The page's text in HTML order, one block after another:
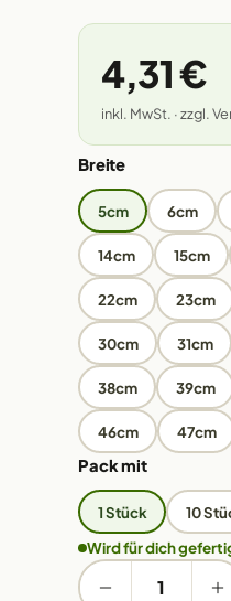
4,31 €
inkl. MwSt. · zzgl.
Breite
5cm 6cm
14cm 15cm
22cm 23cm
30cm 31cm
38cm 39cm
46cm 47cm
Pack mit
1 Stück 10
Wird für dich